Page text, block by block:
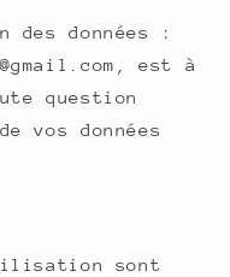
des données :
est à
question
vos données
sont